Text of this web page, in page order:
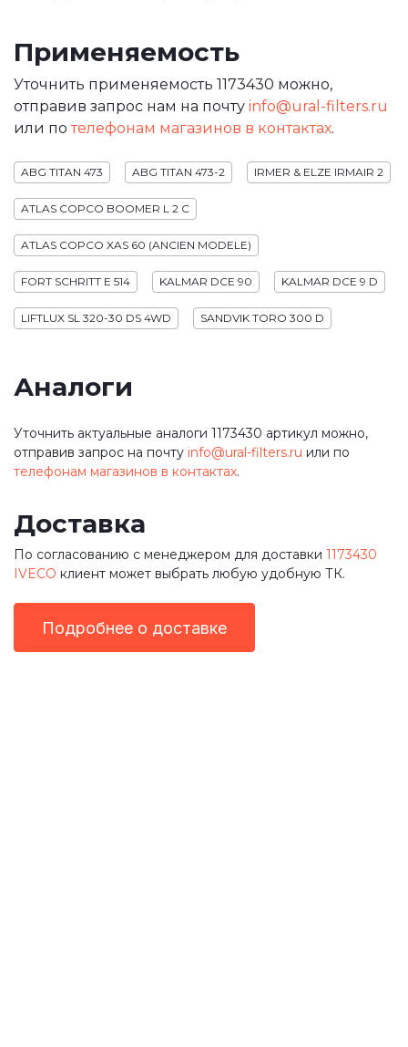
Применяемость
Уточнить применяемость 1173430 можно,
отправив запрос нам на почту info@ural-filters.ru
или потелефонам магазинов в контактах.
ABG TITAN 473 ABG TITAN 473-2 IRMER & ELZE IRMAIR 2
ATLAS COPCO BOOMER L 2 C
ATLAS COPCO XAS 60 (ANCIEN MODELE)
FORT SCHRITT E 514 KALMAR DCE 90 KALMAR DCE 9 D
LIFTLUX SL 320-30 DS 4WD SANDVIK TORO 300 D
Аналоги
Уточнить актуальные аналоги 1173430 артикул можно,
отправив запрос на почту info@ural-filters.ru или по
телефонам магазинов в контактах.
Доставка
По согласованию с менеджером для доставки 1173430
IVECO клиент может выбрать любую удобную ТК.
Подробнее о доставке